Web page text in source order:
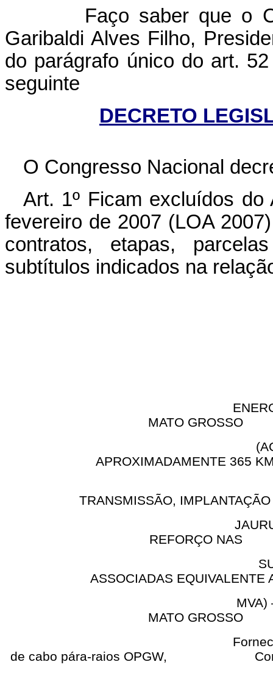
Faço saber que o
Garibaldi Alves Filho,
do parágrafo único do art.
seguinte
DECRETO
O Congresso Nacional
Art. 1º Ficam excluídos do
fevereiro de 2007 (LOA
contratos, etapas,
subtítulos indicados na
ENERGIA
MATO GROSSO
APROXIMADAMENTE 365
TRANSMISSÃO,
JAURU (MT) 400
REFORÇO NAS
ASSOCIADAS EQUIVALENTE
MVA) – NO
MATO GROSSO
Fornecimento de
de cabo pára-raios OPGW,